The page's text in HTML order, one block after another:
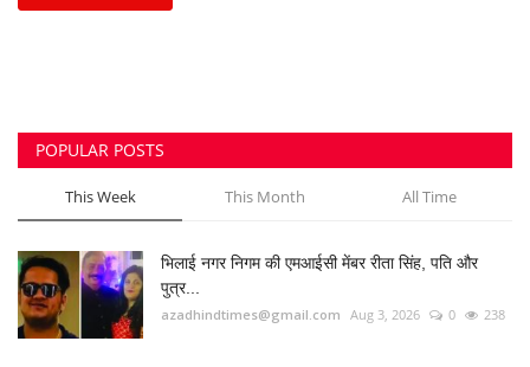
POPULAR POSTS
This Week This Month All Time
भिलाई नगर निगम की एमआईसी मेंबर रीता सिंह, पति और
पुत्र...
azadhindtimes@gmail.com Aug 3, 2026 0 238